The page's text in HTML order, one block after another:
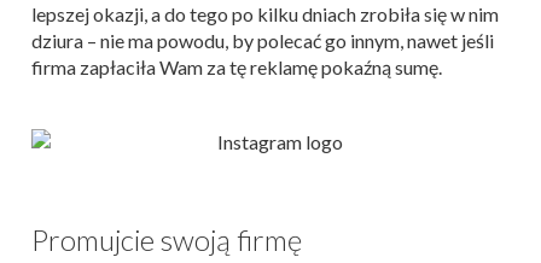
lepszej okazji, a do tego po kilku dniach zrobiła się w nim
dziura – nie ma powodu, by polecać go innym, nawet jeśli
firma zapłaciła Wam za tę reklamę pokaźną sumę.
Promujcie swoją firmę